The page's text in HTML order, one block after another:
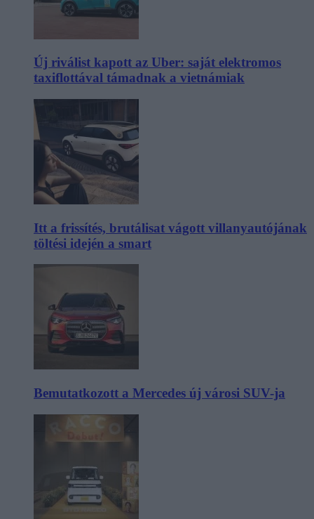
Új riválist kapott az Uber: saját elektromos
taxiflottával támadnak a vietnámiak
Itt a frissítés, brutálisat vágott villanyautójának
töltési idején a smart
Bemutatkozott a Mercedes új városi SUV-ja